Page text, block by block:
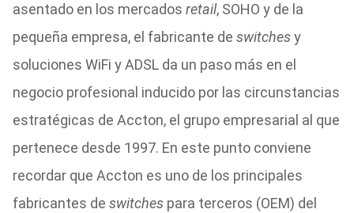
asentado en los mercados retail, SOHO y de la
pequeña empresa, el fabricante de switchesy
soluciones WiFi y ADSL da un paso más en el
negocio profesional inducido por las circunstancias
estratégicas de Accton, el grupo empresarial al que
pertenece desde 1997. En este punto conviene
recordar que Accton es uno de los principales
fabricantes de switchespara terceros (OEM) del